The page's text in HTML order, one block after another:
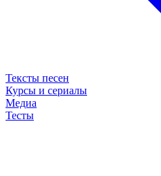
Тексты песен
Курсы и сериалы
Медиа
Тесты